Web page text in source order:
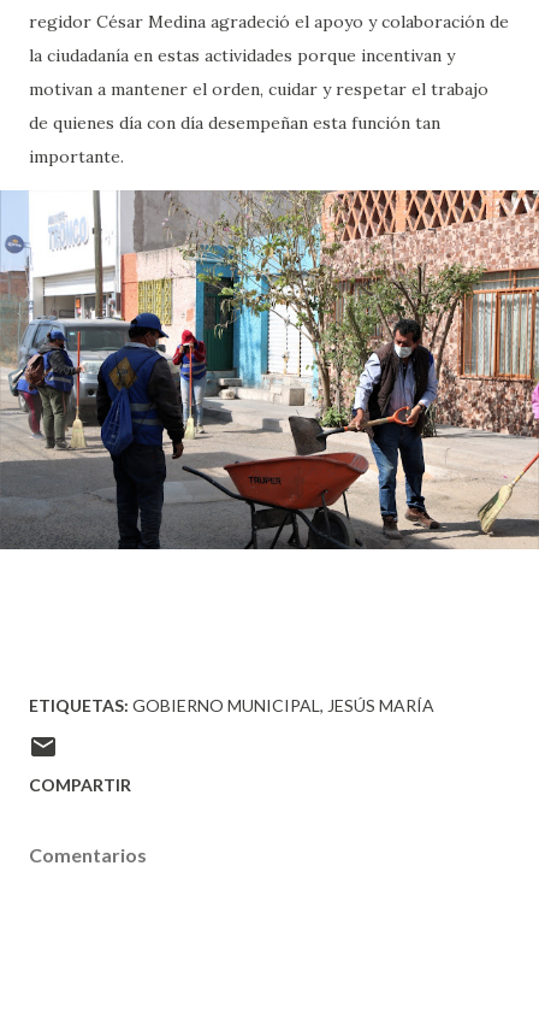
regidor César Medina agradeció el apoyo y colaboración de
la ciudadanía en estas actividades porque incentivan y
motivan a mantener el orden, cuidar y respetar el trabajo
de quienes día con día desempeñan esta función tan
importante.
ETIQUETAS: GOBIERNO MUNICIPAL JESÚS MARÍA
COMPARTIR
Comentarios